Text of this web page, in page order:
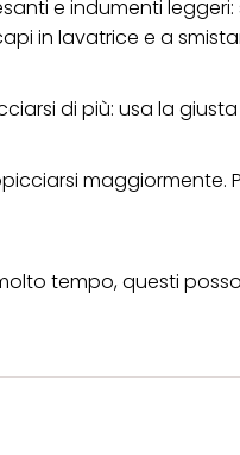
e indumenti
in lavatrice e a
di più: usa la
maggiormente.
tempo, questi